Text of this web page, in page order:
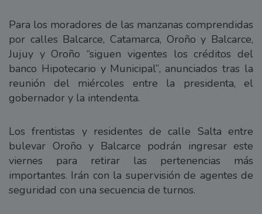
Para los moradores de las manzanas comprendidas
por calles Balcarce, Catamarca, Oroño y Balcarce,
Jujuy y Oroño “siguen vigentes los créditos del
banco Hipotecario y Municipal”, anunciados tras la
reunión del miércoles entre la presidenta, el
gobernador y la intendenta.
Los frentistas y residentes de calle Salta entre
bulevar Oroño y Balcarce podrán ingresar este
viernes para retirar las pertenencias más
importantes. Irán con la supervisión de agentes de
seguridad con una secuencia de turnos.